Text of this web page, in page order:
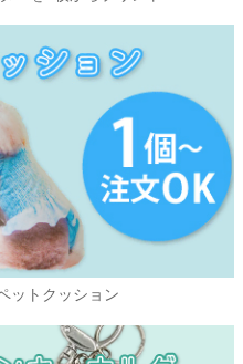
ットクッション